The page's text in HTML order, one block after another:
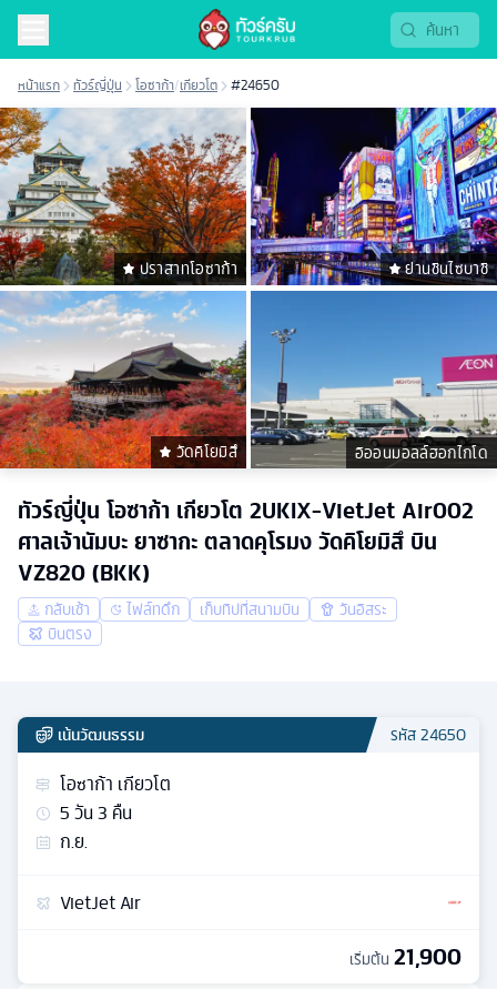
หน้าแรก ทัวร์ญี่ปุ่น โอซาก้า/เกียวโต #24650
ปราสาทโอซาก้า ย่านชินไซบาชิ
วัดคิโยมิสึ อิออนมอลล์ฮอกไกโด
ทัวร์ญี่ปุ่น โอซาก้า เกียวโต 2UKIX-VietJet Air002
ศาลเจ้านัมบะ ยาซากะ ตลาดคุโรมง วัดคิโยมิสึ บิน
VZ820 (BKK)
กลับเช้า ไฟล์ทดึก เก็บทิปที่สนามบิน
วันอิสระ
บินตรง
เน้นวัฒนธรรม รหัส24650
โอซาก้า เกียวโต
5วัน3 คืน
ก.ย.
VietJet Air
เริ่มต้น 21,900